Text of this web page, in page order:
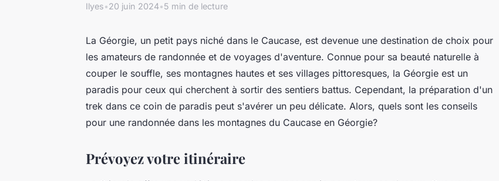
Ilyes•20 juin 2024•5 min de lecture
La Géorgie, un petit pays niché dans le Caucase, est devenue une destination de choix pour
les amateurs de randonnée et de voyages d'aventure. Connue pour sa beauté naturelle à
couper le souffle, ses montagnes hautes et ses villages pittoresques, la Géorgie est un
paradis pour ceux qui cherchent à sortir des sentiers battus. Cependant, la préparation d'un
trek dans ce coin de paradis peut s'avérer un peu délicate. Alors, quels sont les conseils
pour une randonnée dans les montagnes du Caucase en Géorgie?
Prévoyez votre itinéraire